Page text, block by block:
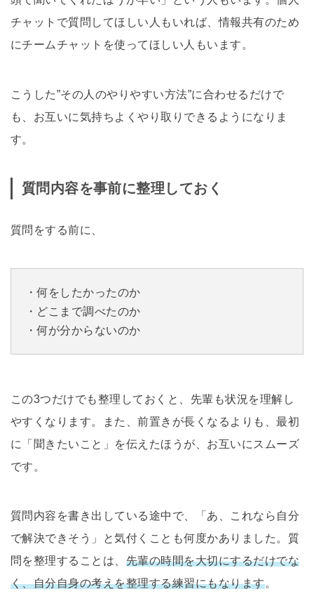
チャットで質問してほしい人もいれば、情報共有のため
にチームチャットを使ってほしい人もいます。
こうした”その人のやりやすい方法”に合わせるだけで
も、お互いに気持ちよくやり取りできるようになりま
す。
質問内容を事前に整理しておく
質問をする前に、
・何をしたかったのか
・どこまで調べたのか
・何が分からないのか
この3つだけでも整理しておくと、先輩も状況を理解し
やすくなります。また、前置きが長くなるよりも、最初
に「聞きたいこと」を伝えたほうが、お互いにスムーズ
です。
質問内容を書き出している途中で、「あ、これなら自分
で解決できそう」と気付くことも何度かありました。質
問を整理することは、 先輩の時間を大切にするだけでな
く、自分自身の考えを整理する練習にもなります。